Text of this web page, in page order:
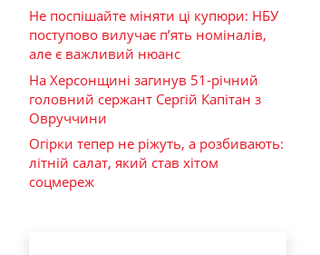
Не поспішайте міняти ці купюри: НБУ
поступово вилучає п’ять номіналів,
але є важливий нюанс
На Херсонщині загинув 51-річний
головний сержант Сергій Капітан з
Овруччини
Огірки тепер не ріжуть, а розбивають:
літній салат, який став хітом
соцмереж